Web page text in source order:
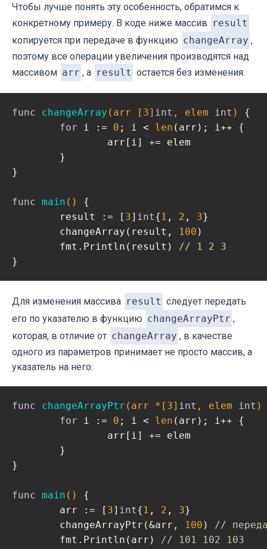
Чтобы лучше понять эту особенность, обратимся к
конкретному примеру. В коде ниже массив result
копируется при передаче в функцию changeArray ,
поэтому все операции увеличения производятся над
массивом arr , а result остается без изменения.
func changeArray (arr [3] int , elem int )
{
for i := 0 ; i < len (arr); i++ {
}
func main ()
{
	result := [
3] int{ 1 , 2 , 3}
	changeArray(result,
100 )
	fmt.Println(result)
// 1 2 3
Для изменения массива result следует передать
его по указателю в функцию changeArrayPtr ,
которая, в отличие от changeArray , в качестве
одного из параметров принимает не просто массив, а
указатель на него:
func changeArrayPtr (arr *[3] int , elem int )
for i := 0 ; i < len (arr); i++ {
}
func main ()
{
	arr := [
3] int{ 1 , 2 , 3}
	changeArrayPtr(&arr,
100 ) //
	fmt.Println(arr)
// 101 102 103